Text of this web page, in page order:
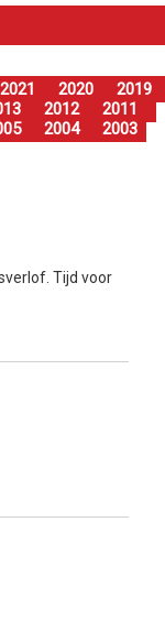
2021 2020
2019
2012
2011
2004 2003
Tijd voor